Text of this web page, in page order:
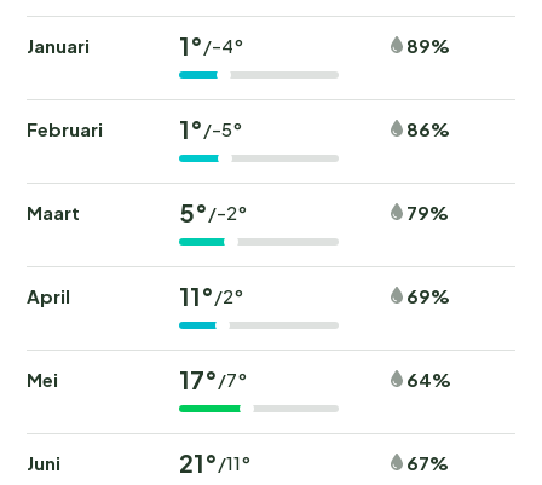
Januari 1°/-4° 89%
Februari 1°/-5° 86%
Maart 5°/-2° 79%
April 11°/2° 69%
Mei 17°/7° 64%
Juni 21°/11° 67%